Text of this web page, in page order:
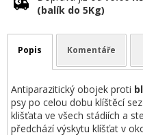
(balík do 5Kg)
Popis Komentáře
Antiparazitický obojek proti
psy po celou dobu klíštěcí
klišťata ve všech stádiích a
předchází výskytu klíšťat v